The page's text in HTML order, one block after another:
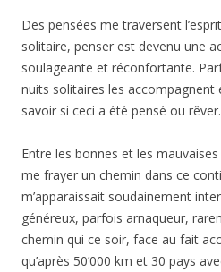
Des pensées me traversent
solitaire, penser est devenu une
soulageante et réconfortante.
nuits solitaires les accompagnent
savoir si ceci a été pensé ou rêver.
Entre les bonnes et les
me frayer un chemin dans ce
m’apparaissait soudainement
généreux, parfois arnaqueur,
chemin qui ce soir, face au fait
qu’après 50’000 km et 30 pays